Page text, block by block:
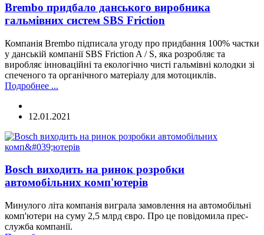
Brembo придбало данського виробника
гальмівних систем SBS Friction
Компанія Brembo підписала угоду про придбання 100% частки
у данській компанії SBS Friction A / S, яка розробляє та
виробляє інноваційні та екологічно чисті гальмівні колодки зі
спеченого та органічного матеріалу для мотоциклів.
Подробнее ...
12.01.2021
Bosch виходить на ринок розробки
автомобільних комп'ютерів
Минулого літа компанія виграла замовлення на автомобільні
комп'ютери на суму 2,5 млрд євро. Про це повідомила прес-
служба компанії.